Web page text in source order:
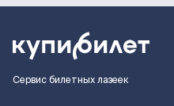
Сервис билетных лазеек